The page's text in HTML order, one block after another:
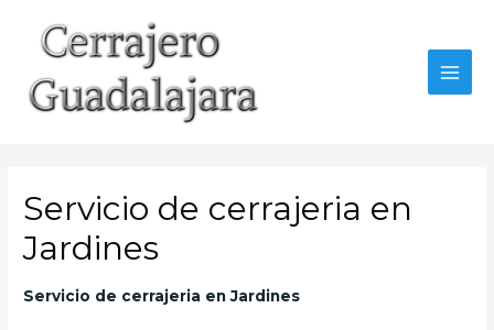
contenido
Servicio de cerrajeria en
Jardines
Servicio de cerrajeria en Jardines